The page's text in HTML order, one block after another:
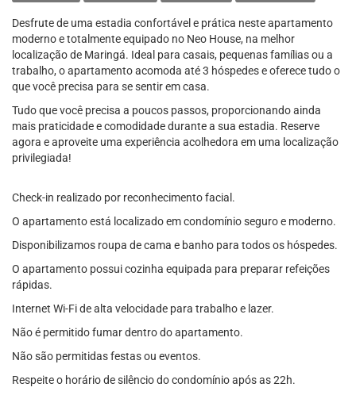
Desfrute de uma estadia confortável e prática neste apartamento
moderno e totalmente equipado no Neo House, na melhor
localização de Maringá. Ideal para casais, pequenas famílias ou a
trabalho, o apartamento acomoda até 3 hóspedes e oferece tudo o
que você precisa para se sentir em casa.
Tudo que você precisa a poucos passos, proporcionando ainda
mais praticidade e comodidade durante a sua estadia. Reserve
agora e aproveite uma experiência acolhedora em uma localização
privilegiada!
Check-in realizado por reconhecimento facial.
O apartamento está localizado em condomínio seguro e moderno.
Disponibilizamos roupa de cama e banho para todos os hóspedes.
O apartamento possui cozinha equipada para preparar refeições
rápidas.
Internet Wi-Fi de alta velocidade para trabalho e lazer.
Não é permitido fumar dentro do apartamento.
Não são permitidas festas ou eventos.
Respeite o horário de silêncio do condomínio após as 22h.